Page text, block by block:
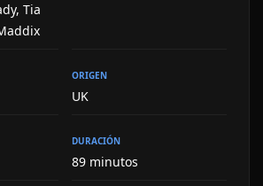
Tia
ORIGEN
UK
DURACIÓN
89 minutos